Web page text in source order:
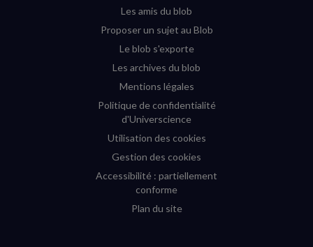
Les amis du blob
Proposer un sujet au Blob
Le blob s'exporte
Les archives du blob
Mentions légales
Politique de confidentialité
d'Universcience
Utilisation des cookies
Gestion des cookies
Accessibilité : partiellement
conforme
Plan du site